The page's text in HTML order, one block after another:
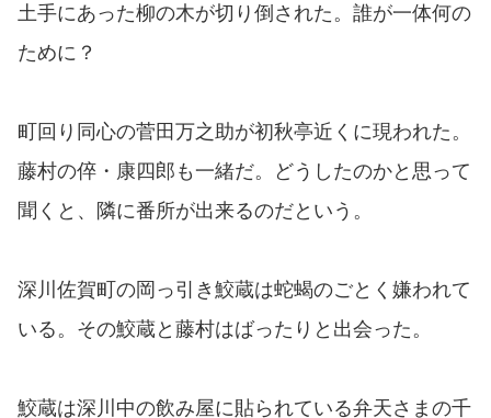
土手にあった柳の木が切り倒された。誰が一体何の
ために？
町回り同心の菅田万之助が初秋亭近くに現われた。
藤村の倅・康四郎も一緒だ。どうしたのかと思って
聞くと、隣に番所が出来るのだという。
深川佐賀町の岡っ引き鮫蔵は蛇蝎のごとく嫌われて
いる。その鮫蔵と藤村はばったりと出会った。
鮫蔵は深川中の飲み屋に貼られている弁天さまの千